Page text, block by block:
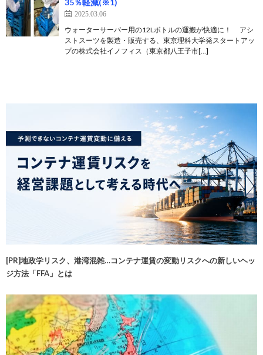
35％軽減(※1)
2025.03.06
ウォーターサーバー用の12Lボトルの運搬が快適に！ アシ
ストスーツを製造・販売する、東京理科大学発スタートアッ
プの株式会社イノフィス（東京都八王子市[…]
[PR]地政学リスク、港湾混雑…コンテナ運賃の変動リスクへの新しいヘッ
ジ方法「FFA」とは